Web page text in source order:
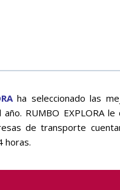
ha seleccionado las
RUMBO EXPLORA
de transporte
horas.